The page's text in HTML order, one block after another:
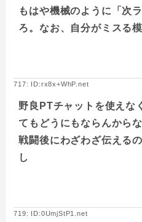
もはや機械のように「次
ろ。なお、自分がミスる
717: ID:rx8x+WhP.net
野良PTチャットを使えな
てもどうにもならんからな
戦闘後にわざわざ伝える
し
719: ID:0UmjStP1.net